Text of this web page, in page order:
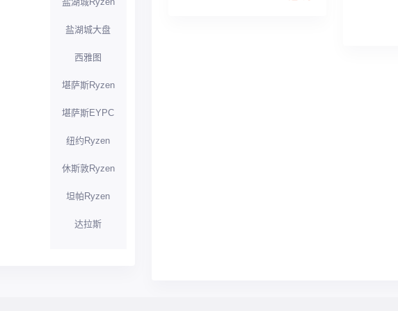
盐湖城大盘
西雅图
堪萨斯Ryzen
堪萨斯EYPC
纽约Ryzen
休斯敦Ryzen
坦帕Ryzen
达拉斯